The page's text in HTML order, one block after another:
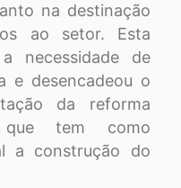
na destinação
ao setor. Esta
necessidade de
e desencadeou o
da reforma
tem como
a construção do